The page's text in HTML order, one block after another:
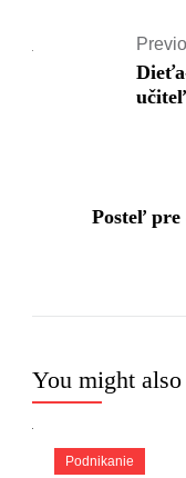
učiteľ
Posteľ
You might
Podnikanie